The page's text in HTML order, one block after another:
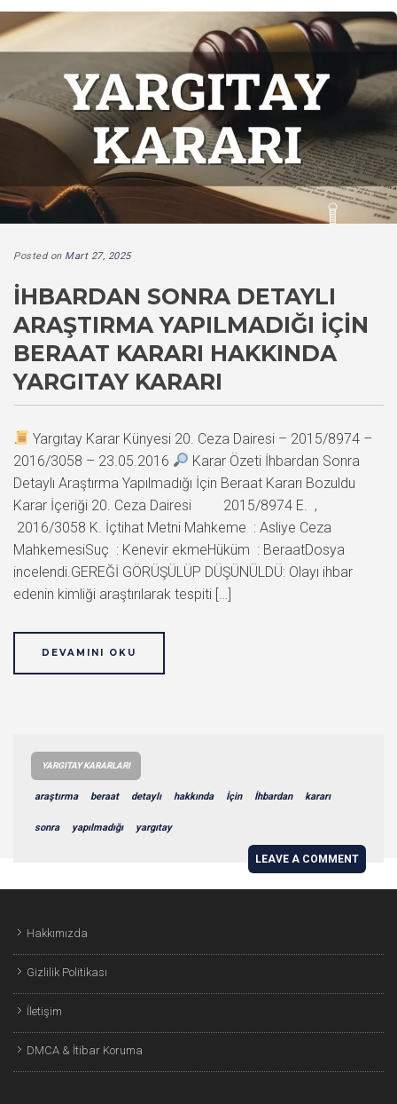
Posted on Mart 27, 2025
İHBARDAN SONRA DETAYLI
ARAŞTIRMA YAPILMADIĞI İÇIN
BERAAT KARARI HAKKINDA
YARGITAY KARARI
Yargıtay Karar Künyesi 20. Ceza Dairesi – 2015/8974 –
2016/3058 – 23.05.2016
Karar Özeti İhbardan Sonra
Detaylı Araştırma Yapılmadığı İçin Beraat Kararı Bozuldu
Karar İçeriği 20. Ceza Dairesi 2015/8974 E. ,
2016/3058 K. İçtihat Metni Mahkeme : Asliye Ceza
MahkemesiSuç : Kenevir ekmeHüküm : BeraatDosya
incelendi.GEREĞİ GÖRÜŞÜLÜP DÜŞÜNÜLDÜ: Olayı ihbar
edenin kimliği araştırılarak tespiti […]
DEVAMINI OKU
YARGITAY KARARLARI
araştırma beraat detaylı hakkında İçin İhbardan kararı
sonra yapılmadığı yargıtay
LEAVE A COMMENT
Hakkımızda
Gizlilik Politikası
İletişim
DMCA & İtibar Koruma